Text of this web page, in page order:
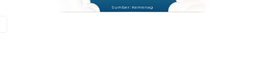
Sumber: Kemenag